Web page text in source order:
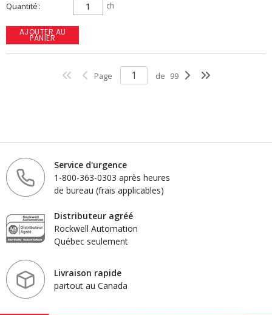
Quantité ch
AJOUTER AU
PANIER
Page de 99
Service d'urgence
1-800-363-0303 après heures
de bureau (frais applicables)
Distributeur agréé
Rockwell Automation
Québec seulement
Livraison rapide
partout au Canada